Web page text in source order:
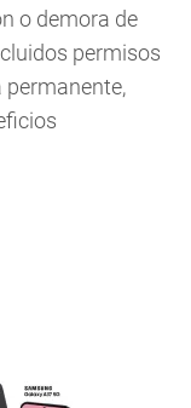
o demora de
permisos
permanente,